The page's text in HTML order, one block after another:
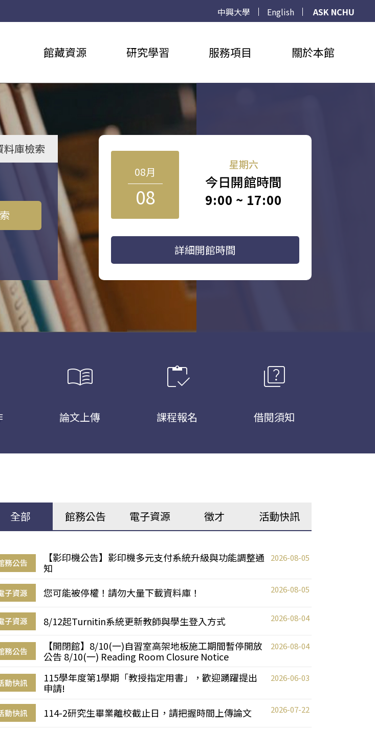
中興大學 English
ASK NCHU
館藏資源 研究學習 服務項目 關於本館
料庫檢索
08月
08
星期六
今日開館時間
9:00 ~ 17:00
詳細開館時間
menu_book
論文上傳
inventory
課程報名
quiz
借閱須知
全部 館務公告 電子資源 徵才 活動快訊
務公告
【影印機公告】影印機多元支付系統升級與功能調整通
知
2026-08-05
子資源 您可能被停權！請勿大量下載資料庫！ 2026-08-05
子資源 8/12起Turnitin系統更新教師與學生登入方式 2026-08-04
務公告
【開閉館】8/10(一)自習室高架地板施工期間暫停開放
公告 8/10(一) Reading Room Closure Notice
2026-08-04
動快訊
115學年度第1學期「教授指定用書」，歡迎踴躍提出
申請!
2026-06-03
動快訊 114-2研究生畢業離校截止日，請把握時間上傳論文 2026-07-22